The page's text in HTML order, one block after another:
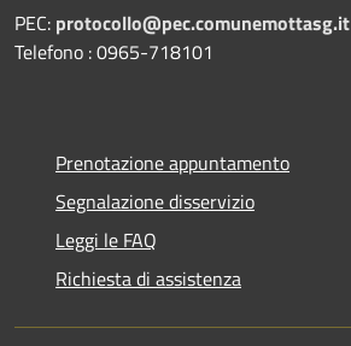
PEC: protocollo@pec.comunemottasg.it
Telefono : 0965-718101
Prenotazione appuntamento
Segnalazione disservizio
Leggi le FAQ
Richiesta di assistenza